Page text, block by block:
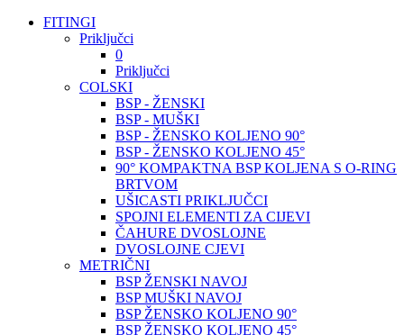
FITINGI
Priključci
0
Priključci
COLSKI
BSP - ŽENSKI
BSP - MUŠKI
BSP - ŽENSKO KOLJENO 90°
BSP - ŽENSKO KOLJENO 45°
90° KOMPAKTNA BSP KOLJENA S O-RING
BRTVOM
UŠICASTI PRIKLJUČCI
SPOJNI ELEMENTI ZA CIJEVI
ČAHURE DVOSLOJNE
DVOSLOJNE CJEVI
METRIČNI
BSP ŽENSKI NAVOJ
BSP MUŠKI NAVOJ
BSP ŽENSKO KOLJENO 90°
BSP ŽENSKO KOLJENO 45°